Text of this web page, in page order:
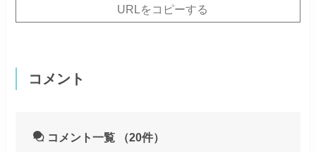
URLをコピーする
コメント
コメント一覧 （20件）